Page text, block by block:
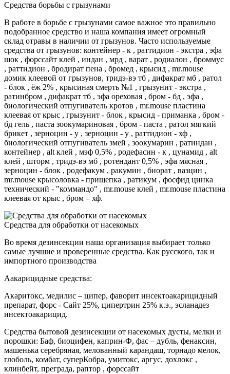
Средства борьбы с грызунами
В работе в борьбе с грызунами самое важное это правильно
подобранное средство и наша компания имеет огромный
склад отравы в наличии от грызунов. Часто используемые
средства от грызунов: контейнер - к , раттидион - экстра , эфа
шок , форссайт клей , индан , мрд , варат , родиалон , броммус
, раттидион , бродират пена , бромед , крысид , mr.mouse
домик клеевой от грызунов, тридэ-вэ тб , дифакрат мб , ратол
- блок , ёж 2% , крысиная смерть №1 , грызунит - экстра ,
ратинбром , дифакрат тб , эфа ореховая , бром - бд , эфа ,
биологический отпугиватель кротов , mr.mouse пластина
клеевая от крыс , грызунит - блок , крысид - приманка , бром -
бд гель , паста зоокумариновая , бром - паста , ратол мягкий
брикет , зерноцин - у , зерноцин - у , раттидион - хф ,
биологический отпугиватель змей , зоокумарин , ратиндан ,
контейнер , alt клей , мэф 0,5% , родефасин - к , цунамид , alt
клей , шторм , тридэ-вэ мб , ротендант 0,5% , эфа мясная ,
зерноцин - блок , родефакум , ракумин , биорат , вазцин ,
mr.mouse крысоловка - прищепка , ратикум , фосфид цинка
технический - "коммандо" , mr.mouse клей , mr.mouse пластина
клеевая от крыс , бром – хф.
Средства для обработки от насекомых
Во время дезинсекции наша организация выбирает только
самые лучшие и проверенные средства. Как русского, так и
импортного производства
Аакарицидные средства:
Акаритокс, медилис – ципер, фаворит инсектоакарицидный
препарат, форс - Сайт 25%, ципертрин 25% к.э., эсланадез
инсектоакарицид.
Средства бытовой дезинсекции от насекомых дусты, мелки и
порошки: Баф, биоцифен, каприн-Ф, фас – дубль, фенаксин,
машенька серебряная, мелованный карандаш, торнадо мелок,
глоболь, комбат, суперКобра, умитокс, аргус, дохлокс ,
клинбейт, преграда, раптор , форссайт